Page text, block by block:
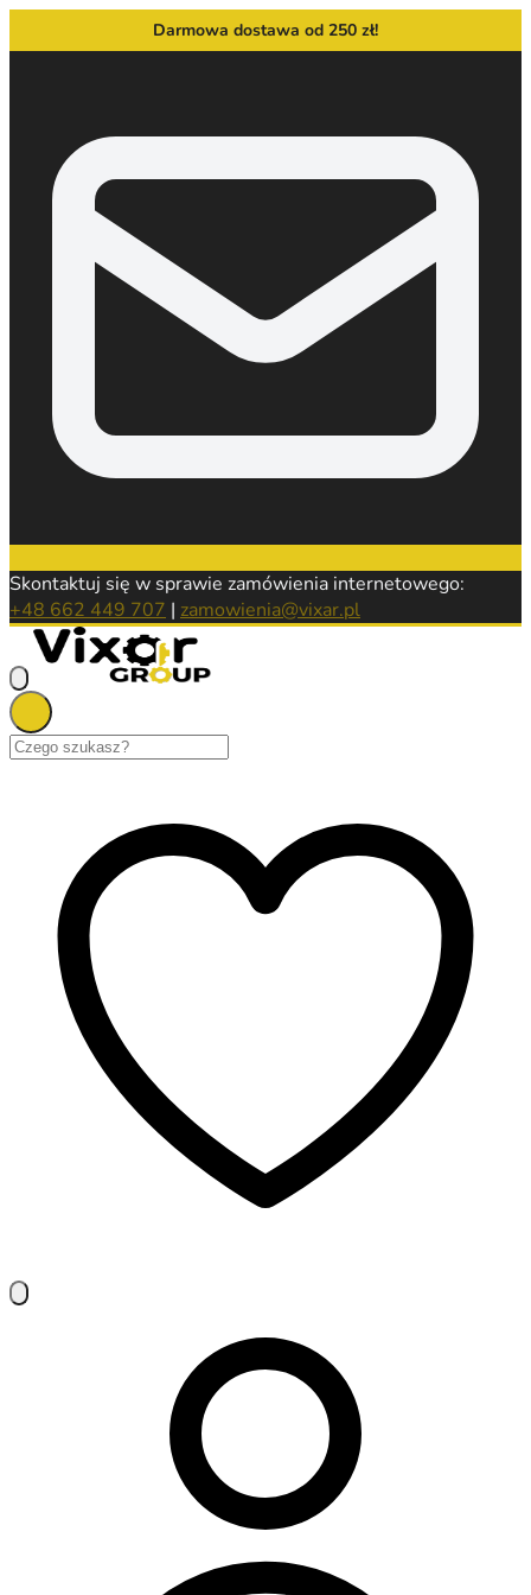
Darmowa dostawa od 250 zł!
Skontaktuj się w sprawie zamówienia internetowego:
+48 662 449 707 | zamowienia@vixar.pl